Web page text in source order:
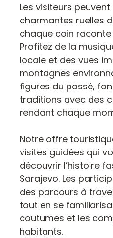
Les visiteurs
charmantes ruelles
chaque coin raconte
Profitez de la
locale et des vues
montagnes
figures du passé,
traditions avec des
rendant chaque
Notre offre
visites guidées qui
découvrir l’histoire
Sarajevo. Les
des parcours à
tout en se
coutumes et les
habitants.